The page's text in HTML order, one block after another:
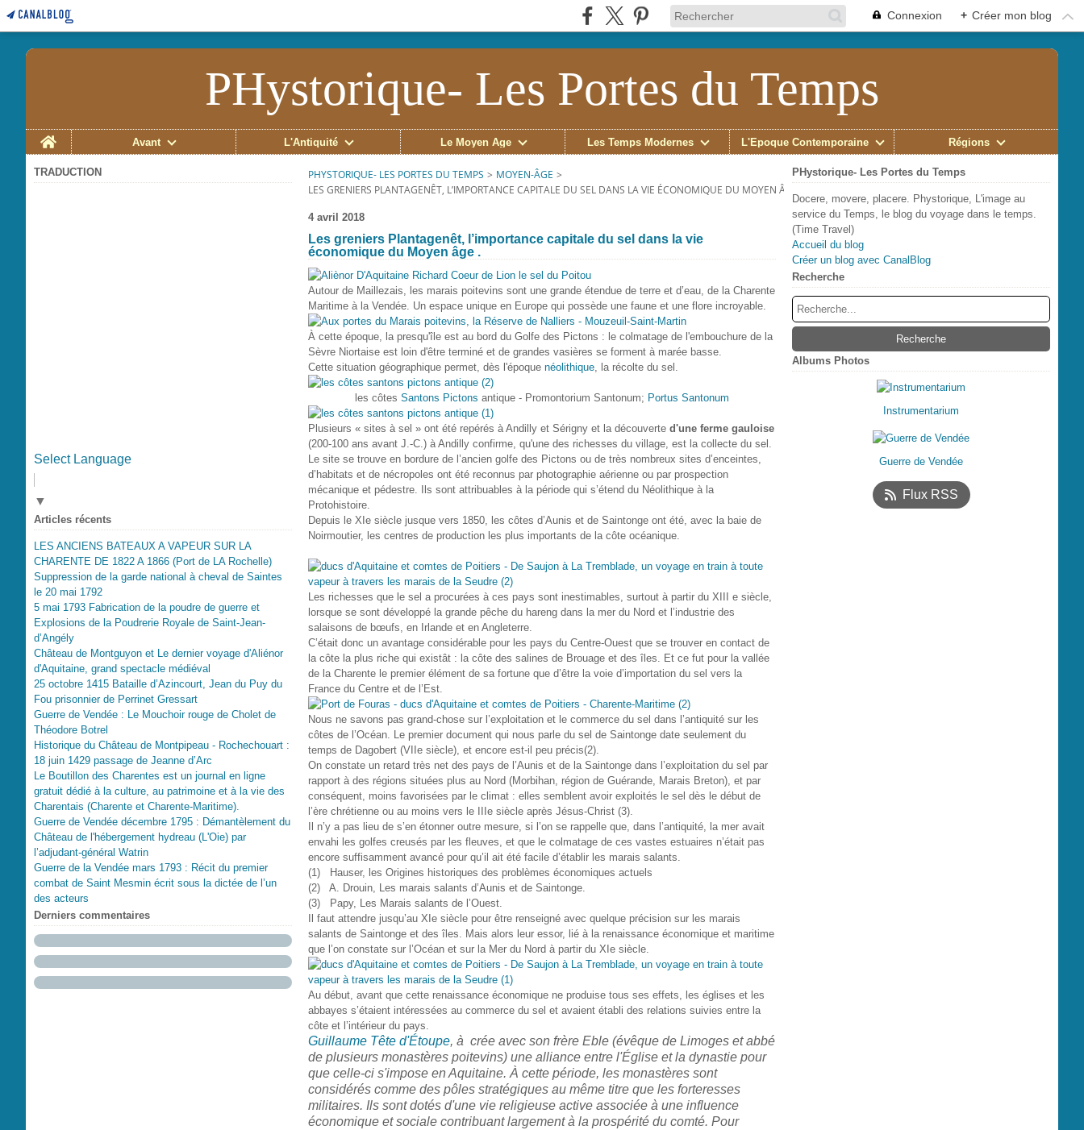
Connexion + Créer mon blog
PHystorique- Les Portes du Temps
Home
Avant L'Antiquité Le Moyen Âge Les Temps Modernes L'Époque Contemporaine Régions
TRADUCTION
Select Language
▼
Articles récents
LES ANCIENS BATEAUX A VAPEUR SUR LA
CHARENTE DE 1822 A 1866 (Port de LA Rochelle)
Suppression de la garde national à cheval de Saintes
le 20 mai 1792
5 mai 1793 Fabrication de la poudre de guerre et
Explosions de la Poudrerie Royale de Saint-Jean-
d’Angély
Château de Montguyon et Le dernier voyage d'Aliénor
d'Aquitaine, grand spectacle médiéval
25 octobre 1415 Bataille d’Azincourt, Jean du Puy du
Fou prisonnier de Perrinet Gressart
Guerre de Vendée : Le Mouchoir rouge de Cholet de
Théodore Botrel
Historique du Château de Montpipeau - Rochechouart :
18 juin 1429 passage de Jeanne d’Arc
Le Boutillon des Charentes est un journal en ligne
gratuit dédié à la culture, au patrimoine et à la vie des
Charentais (Charente et Charente-Maritime).
Guerre de Vendée décembre 1795 : Démantèlement du
Château de l'hébergement hydreau (L'Oie) par
l’adjudant-général Watrin
Guerre de la Vendée mars 1793 : Récit du premier
combat de Saint Mesmin écrit sous la dictée de l’un
des acteurs
Derniers commentaires
PHYSTORIQUE- LES PORTES DU TEMPS > MOYEN-ÂGE >
LES GRENIERS PLANTAGENÊT, L’IMPORTANCE CAPITALE DU SEL DANS LA VIE ÉCONOMIQUE DU MOYEN ÂGE .
4 avril 2018
Les greniers Plantagenêt, l’importance capitale du sel dans la vie
économique du Moyen âge .
Autour de Maillezais, les marais poitevins sont une grande étendue de terre et d’eau, de la Charente
Maritime à la Vendée. Un espace unique en Europe qui possède une faune et une flore incroyable.
À cette époque, la presqu'île est au bord du Golfe des Pictons : le colmatage de l'embouchure de la
Sèvre Niortaise est loin d'être terminé et de grandes vasières se forment à marée basse.
Cette situation géographique permet, dès l'époque néolithique, la récolte du sel.
les côtes Santons Pictons antique - Promontorium Santonum; Portus Santonum
Plusieurs « sites à sel » ont été repérés à Andilly et Sérigny et la découverte d'une ferme gauloise
(200-100 ans avant J.-C.) à Andilly confirme, qu'une des richesses du village, est la collecte du sel.
Le site se trouve en bordure de l’ancien golfe des Pictons ou de très nombreux sites d’enceintes,
d’habitats et de nécropoles ont été reconnus par photographie aérienne ou par prospection
mécanique et pédestre. Ils sont attribuables à la période qui s’étend du Néolithique à la
Protohistoire.
Depuis le XIe siècle jusque vers 1850, les côtes d’Aunis et de Saintonge ont été, avec la baie de
Noirmoutier, les centres de production les plus importants de la côte océanique.
Les richesses que le sel a procurées à ces pays sont inestimables, surtout à partir du XIII e siècle,
lorsque se sont développé la grande pêche du hareng dans la mer du Nord et l’industrie des
salaisons de bœufs, en Irlande et en Angleterre.
C’était donc un avantage considérable pour les pays du Centre-Ouest que se trouver en contact de
la côte la plus riche qui existât : la côte des salines de Brouage et des îles. Et ce fut pour la vallée
de la Charente le premier élément de sa fortune que d’être la voie d’importation du sel vers la
France du Centre et de l’Est.
Nous ne savons pas grand-chose sur l’exploitation et le commerce du sel dans l’antiquité sur les
côtes de l’Océan. Le premier document qui nous parle du sel de Saintonge date seulement du
temps de Dagobert (VIIe siècle), et encore est-il peu précis(2).
On constate un retard très net des pays de l’Aunis et de la Saintonge dans l’exploitation du sel par
rapport à des régions situées plus au Nord (Morbihan, région de Guérande, Marais Breton), et par
conséquent, moins favorisées par le climat : elles semblent avoir exploités le sel dès le début de
l’ère chrétienne ou au moins vers le IIIe siècle après Jésus-Christ (3).
Il n’y a pas lieu de s’en étonner outre mesure, si l’on se rappelle que, dans l’antiquité, la mer avait
envahi les golfes creusés par les fleuves, et que le colmatage de ces vastes estuaires n’était pas
encore suffisamment avancé pour qu’il ait été facile d’établir les marais salants.
(1) Hauser, les Origines historiques des problèmes économiques actuels
(2) A. Drouin, Les marais salants d’Aunis et de Saintonge.
(3) Papy, Les Marais salants de l’Ouest.
Il faut attendre jusqu’au XIe siècle pour être renseigné avec quelque précision sur les marais
salants de Saintonge et des îles. Mais alors leur essor, lié à la renaissance économique et maritime
que l’on constate sur l’Océan et sur la Mer du Nord à partir du XIe siècle.
Au début, avant que cette renaissance économique ne produise tous ses effets, les églises et les
abbayes s’étaient intéressées au commerce du sel et avaient établi des relations suivies entre la
côte et l’intérieur du pays.
Guillaume Tête d'Étoupe, à crée avec son frère Eble (évêque de Limoges et abbé
de plusieurs monastères poitevins) une alliance entre l'Église et la dynastie pour
que celle-ci s'impose en Aquitaine. À cette période, les monastères sont
considérés comme des pôles stratégiques au même titre que les forteresses
militaires. Ils sont dotés d'une vie religieuse active associée à une influence
économique et sociale contribuant largement à la prospérité du comté. Pour
PHystorique- Les Portes du Temps
Docere, movere, placere. Phystorique, L'image au
service du Temps, le blog du voyage dans le temps.
(Time Travel)
Accueil du blog
Créer un blog avec CanalBlog
Recherche
Albums Photos
Instrumentarium
Guerre de Vendée
Flux RSS